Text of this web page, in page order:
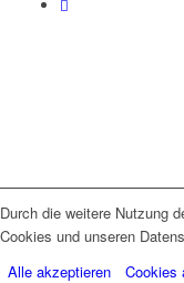
Durch die weitere Nutzung
Cookies und unseren
Alle akzeptieren
Cookies